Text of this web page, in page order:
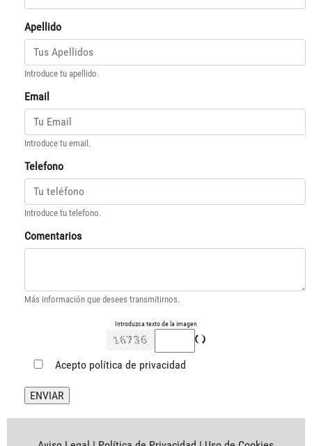
Apellido
Introduce tu apellido.
Email
Introduce tu email.
Telefono
Introduce tu telefono.
Comentarios
Más información que desees transmitirnos.
Introduzca texto de la imagen
Acepto política de privacidad